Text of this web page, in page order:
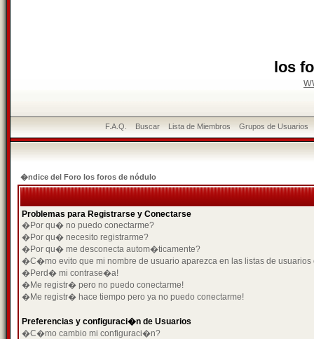
los
F.A.Q. Buscar Lista de Miembros Grupos de Usuarios
�ndice del Foro los foros de nódulo
Problemas para Registrarse y Conectarse
�Por qu� no puedo conectarme?
�Por qu� necesito registrarme?
�Por qu� me desconecta autom�ticamente?
�C�mo evito que mi nombre de usuario aparezca en las listas de usuarios
�Perd� mi contrase�a!
�Me registr� pero no puedo conectarme!
�Me registr� hace tiempo pero ya no puedo conectarme!
Preferencias y configuraci�n de Usuarios
�C�mo cambio mi configuraci�n?